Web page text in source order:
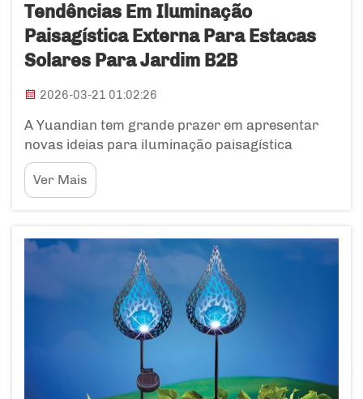
Tendências Em Iluminação
Paisagística Externa Para Estacas
Solares Para Jardim B2B
2026-03-21 01:02:26
A Yuandian tem grande prazer em apresentar
novas ideias para iluminação paisagística
externa, especialmente estacas solares para
jardim. Muitas pessoas desejam deixar seus
jardins e áreas externas mais atraentes com
uma excelente opção. As estacas solares para
Ver Mais